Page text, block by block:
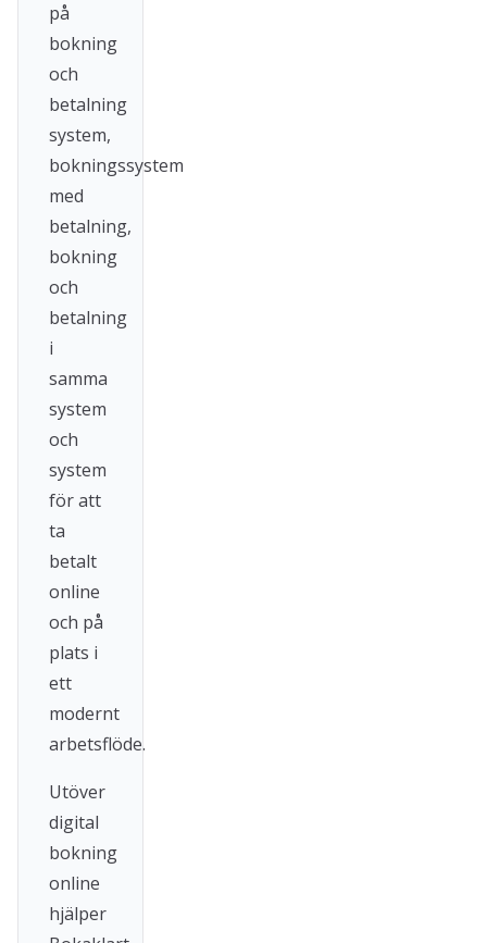
på
bokning
och
betalning
system,
bokningssystem
med
betalning,
bokning
och
betalning
i
samma
system
och
system
för att
ta
betalt
online
och på
plats i
ett
modernt
arbetsflöde.
Utöver
digital
bokning
online
hjälper